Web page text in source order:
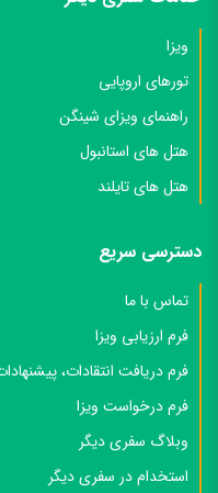
تورهای اروپایی
راهنمای ویزای شینگن
هتل های استانبول
تماس با ما
فرم ارزیابی ویزا
فرم دریافت انتقادات،
فرم درخواست ویزا
وبلاگ سفری دیگر